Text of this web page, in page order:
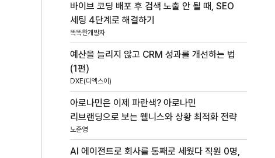
바이브 코딩 배포 후 검색 노출 안 될 때, SEO
세팅 4단계로 해결하기
똑똑한개발자
예산을 늘리지 않고 CRM 성과를 개선하는 법
(1편)
DXE(디엑스이)
아로나민은 이제 파란색? 아로나민
리브랜딩으로 보는 웰니스와 상황 최적화 전략
노준영
AI 에이전트로 회사를 통째로 세웠다 직원 0명,